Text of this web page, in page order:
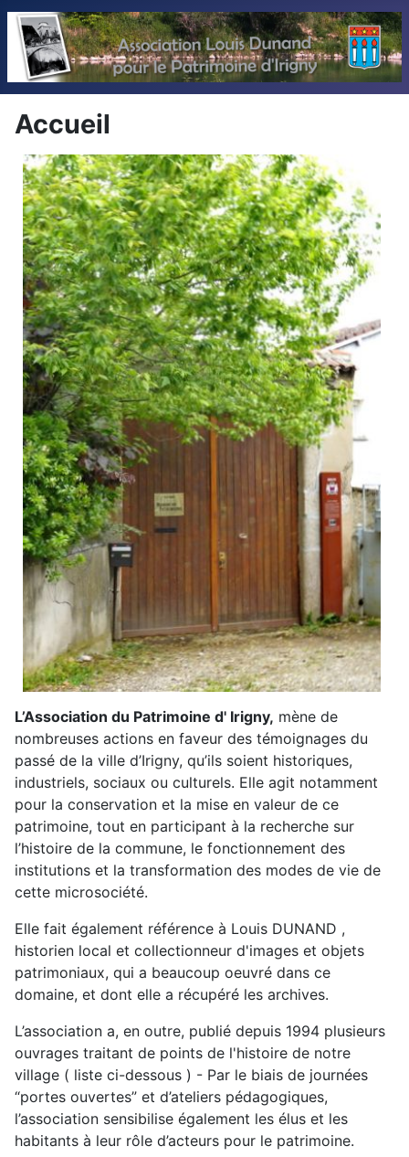
Accueil
L’Association du Patrimoine d' Irigny, mène de
nombreuses actions en faveur des témoignages du
passé de la ville d’Irigny, qu’ils soient historiques,
industriels, sociaux ou culturels. Elle agit notamment
pour la conservation et la mise en valeur de ce
patrimoine, tout en participant à la recherche sur
l’histoire de la commune, le fonctionnement des
institutions et la transformation des modes de vie de
cette microsociété.
Elle fait également référence à Louis DUNAND ,
historien local et collectionneur d'images et objets
patrimoniaux, qui a beaucoup oeuvré dans ce
domaine, et dont elle a récupéré les archives.
L’association a, en outre, publié depuis 1994 plusieurs
ouvrages traitant de points de l'histoire de notre
village ( liste ci-dessous ) - Par le biais de journées
“portes ouvertes” et d’ateliers pédagogiques,
l’association sensibilise également les élus et les
habitants à leur rôle d’acteurs pour le patrimoine.